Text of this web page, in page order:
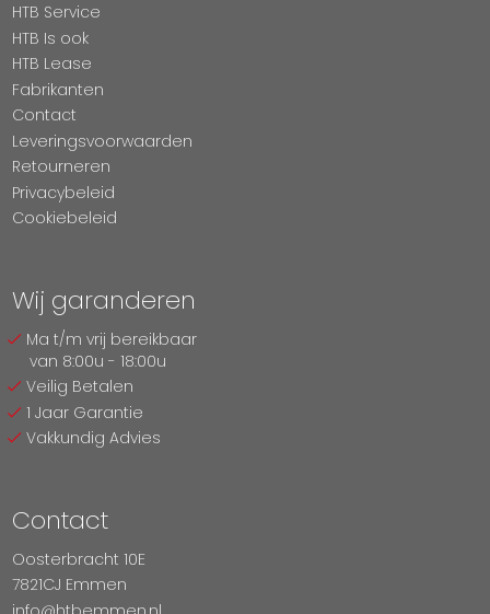
HTB Service
HTB Is ook
HTB Lease
Fabrikanten
Contact
Leveringsvoorwaarden
Retourneren
Privacybeleid
Cookiebeleid
Wij garanderen
Ma t/m vrij bereikbaar
van 8:00u - 18:00u
Veilig Betalen
1 Jaar Garantie
Vakkundig Advies
Contact
Oosterbracht 10E
7821CJ Emmen